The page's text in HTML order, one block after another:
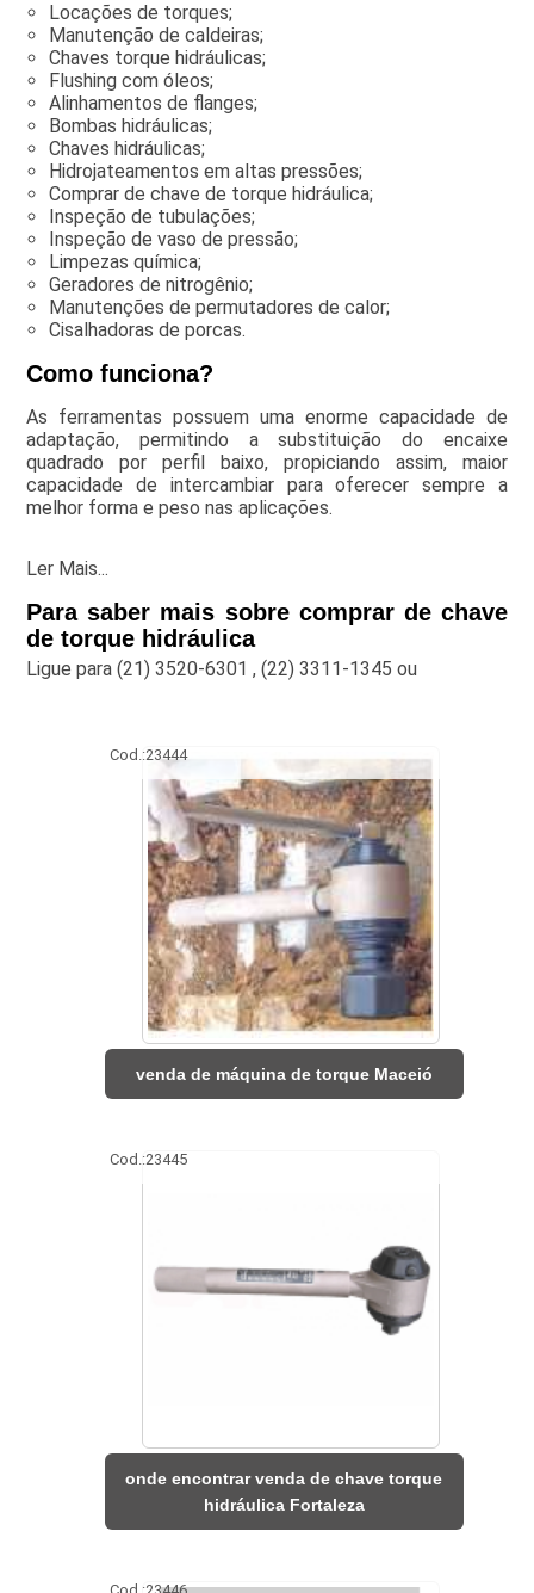
Locações de torques;
Manutenção de caldeiras;
Chaves torque hidráulicas;
Flushing com óleos;
Alinhamentos de flanges;
Bombas hidráulicas;
Chaves hidráulicas;
Hidrojateamentos em altas pressões;
Comprar de chave de torque hidráulica;
Inspeção de tubulações;
Inspeção de vaso de pressão;
Limpezas química;
Geradores de nitrogênio;
Manutenções de permutadores de calor;
Cisalhadoras de porcas.
Como funciona?
As ferramentas possuem uma enorme capacidade de
adaptação, permitindo a substituição do encaixe
quadrado por perfil baixo, propiciando assim, maior
capacidade de intercambiar para oferecer sempre a
melhor forma e peso nas aplicações.
Ler Mais...
Para saber mais sobre comprar de chave
de torque hidráulica
Ligue para(21) 3520-6301 ,(22) 3311-1345 ou
Cod.:23444
venda de máquina de torque Maceió
Cod.:23445
onde encontrar venda de chave torque
hidráulica Fortaleza